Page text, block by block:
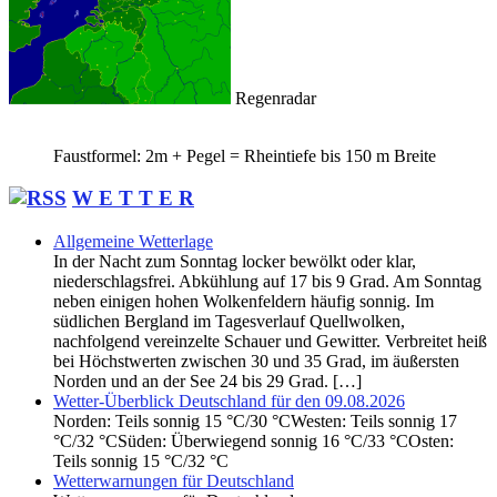
Regenradar
Faustformel: 2m + Pegel = Rheintiefe bis 150 m Breite
W E T T E R
Allgemeine Wetterlage
In der Nacht zum Sonntag locker bewölkt oder klar,
niederschlagsfrei. Abkühlung auf 17 bis 9 Grad. Am Sonntag
neben einigen hohen Wolkenfeldern häufig sonnig. Im
südlichen Bergland im Tagesverlauf Quellwolken,
nachfolgend vereinzelte Schauer und Gewitter. Verbreitet heiß
bei Höchstwerten zwischen 30 und 35 Grad, im äußersten
Norden und an der See 24 bis 29 Grad. […]
Wetter-Überblick Deutschland für den 09.08.2026
Norden: Teils sonnig 15 °C/30 °CWesten: Teils sonnig 17
°C/32 °CSüden: Überwiegend sonnig 16 °C/33 °COsten:
Teils sonnig 15 °C/32 °C
Wetterwarnungen für Deutschland